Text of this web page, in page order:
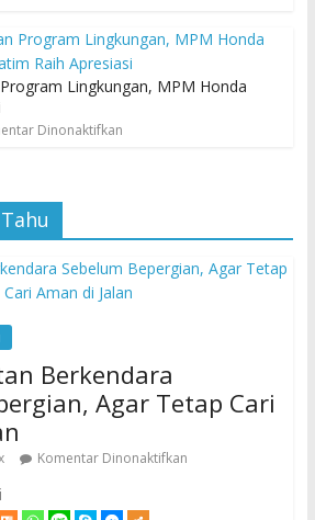
Lingkungan, MPM Honda
Dinonaktifkan
Berkendara
Agar Tetap Cari
Komentar Dinonaktifkan